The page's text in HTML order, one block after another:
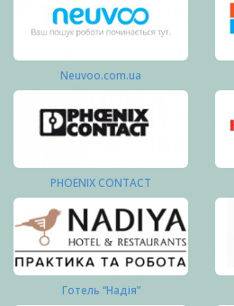
Neuvoo.com.ua
PHOENIX CONTACT
Готель “Надія”